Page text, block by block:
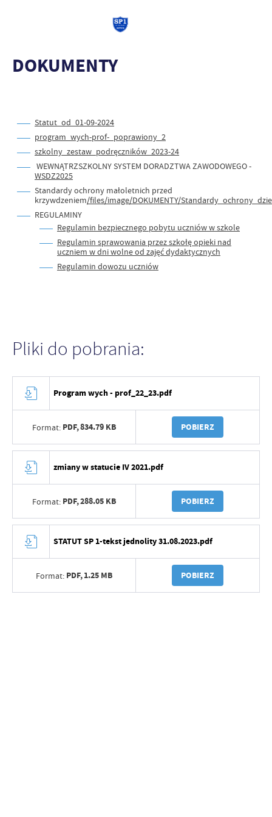
DOKUMENTY
Statut_od_01-09-2024
program_wych-prof-_poprawiony_2
szkolny_zestaw_podręczników_2023-24
WEWNĄTRZSZKOLNY SYSTEM DORADZTWA ZAWODOWEGO -
WSDZ2025
Standardy ochrony małoletnich przed
krzywdzeniem/files/image/DOKUMENTY/
REGULAMINY
Regulamin bezpiecznego pobytu uczniów w szkole
Regulamin sprawowania przez szkołę opieki nad
uczniem w dni wolne od zajęć dydaktycznych
Regulamin dowozu uczniów
Pliki do pobrania:
Program wych - prof_22_23.pdf
Format: PDF,834.79 KB POBIERZ
zmiany w statucie IV 2021.pdf
Format: PDF,288.05 KB POBIERZ
STATUT SP 1-tekst jednolity 31.08.2023.pdf
Format: PDF,1.25 MB POBIERZ